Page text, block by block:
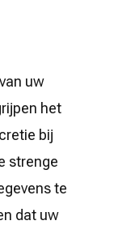
uw
het
bij
strenge
te
dat uw